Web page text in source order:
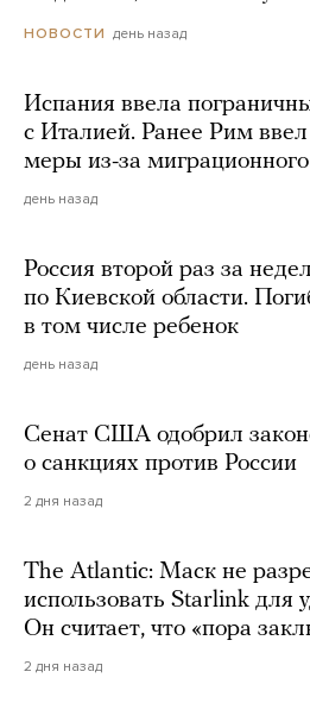
НОВОСТИ день назад
Испания ввела
с Италией. Ранее Рим
меры из-за
день назад
Россия второй раз за
по Киевской области.
в том числе ребенок
день назад
Сенат США одобрил
о санкциях против России
2 дня назад
The Atlantic: Маск не
использовать Starlink для
Он считает, что «пора
2 дня назад